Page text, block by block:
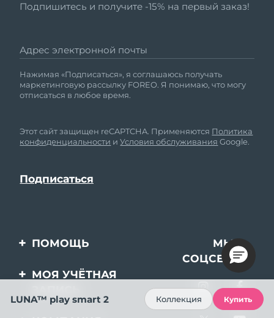
Подпишитесь и получите -15% на первый заказ!
Адрес электронной почты
Нажимая «Подписаться», я соглашаюсь получать
маркетинговую рассылку FOREO. Я понимаю, что могу
отписаться в любое время.
Этот сайт защищен reCAPTCHA. Применяются Политика
конфиденциальности иУсловия обслуживания Google.
ПОМОЩЬ
Свяжитесь с нами
МЫ В
СОЦСЕТЯХ
МОЯ УЧЁТНАЯ
LUNA™ play smart 2 Коллекция Купить